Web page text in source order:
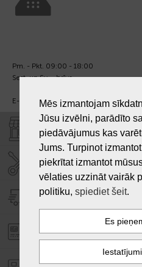
Pm. - Pkt. 09:00 - 18:00
Sest. un Sv. - brīvs.
E-pasts:info@laiksjewellery.lv
VEIKALI "LAIKS"
SERVISA CENTRS
PIEGĀDE
PASŪTĪJUMA
Mēs izmantojam
Jūsu izvēlni, parādīto
piedāvājumus kas
Jums. Turpinot
piekrītat izmantot
vēlaties uzzināt vairāk
politiku, spiediet šeit.